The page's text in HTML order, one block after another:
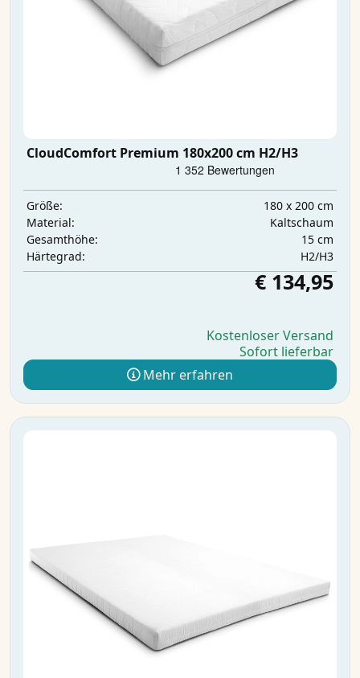
CloudComfort Premium 180x200 cm H2/H3
Größe:
180 x 200 cm
Material:
Kaltschaum
Gesamthöhe:
15 cm
Härtegrad:
H2/H3
€ 134,95
Kostenloser Versand
Sofort lieferbar
Mehr erfahren